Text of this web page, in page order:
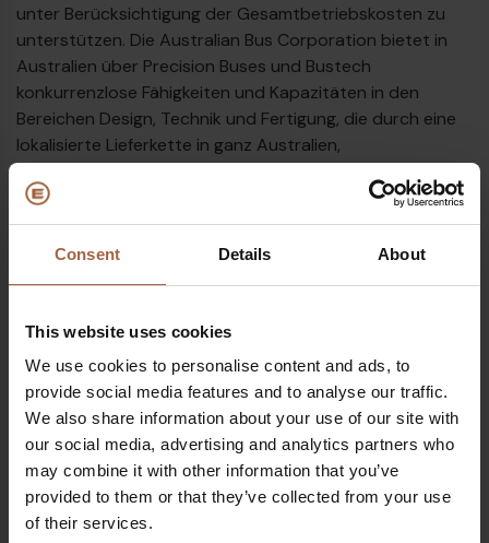
Consent Details About
This website uses cookies
We use cookies to personalise content and ads, to
provide social media features and to analyse our traffic.
We also share information about your use of our site with
our social media, advertising and analytics partners who
may combine it with other information that you’ve
provided to them or that they’ve collected from your use
of their services.
unter Berücksichtigung der Gesamtbetriebskosten zu
unterstützen. Die Australian Bus Corporation bietet in
Australien über Precision Buses und Bustech
konkurrenzlose Fähigkeiten und Kapazitäten in den
Bereichen Design, Technik und Fertigung, die durch eine
lokalisierte Lieferkette in ganz Australien,
Ersatzteillagerhaltung sowie ein Service-, Kundendienst-
und Supportnetz umfassend unterstützt werden.
breiter angelegte Strategie der Zusammenarbeit mit
Technologiepartnern, die nach Australasien expandieren
australischen Markt wirtschaftlichen Nutzen zu bringen
und australische Arbeitsplätze zu schaffen, während
gleichzeitig gebietsspezifisches technisches Know-how
und Fähigkeiten genutzt werden. Unabhängige
Kompetenzen in Australien waren noch nie so wichtig wie
heute, und das Ebusco-Team unterstützt dies mit seinen
Plänen, über eine Partnerschaft mit uns nach Australien
zu expandieren, „, erklärt Christian Reynolds, Group